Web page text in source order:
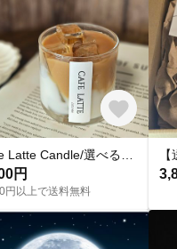
円
円以上で送料無料